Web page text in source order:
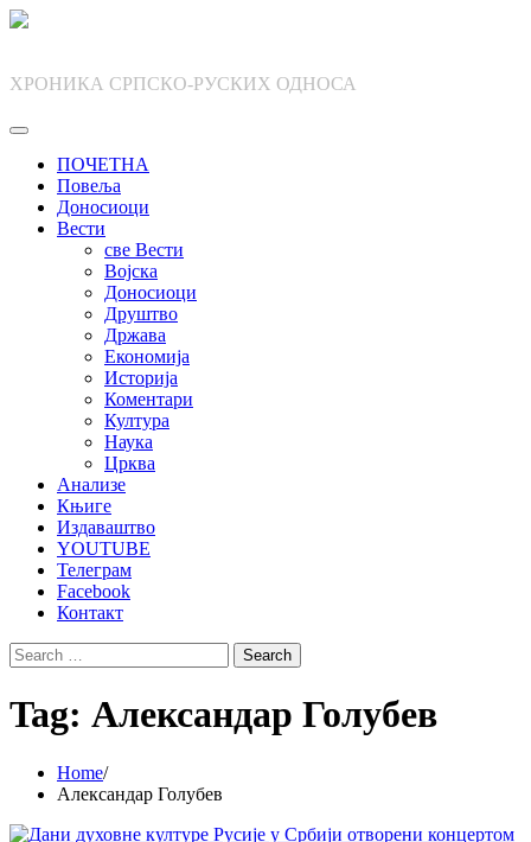
Skip
ХРОНИКА СРПСКО-РУСКИХ ОДНОСА
ПОЧЕТНА
Повеља
Доносиоци
Вести
све Вести
Војска
Доносиоци
Друштво
Држава
Економија
Историја
Коментари
Култура
Наука
Црква
Анализе
Књиге
Издаваштво
YOUTUBE
Телеграм
Facebook
Контакт
Search
for:
Tag: Александар Голубев
Home
Александар Голубев